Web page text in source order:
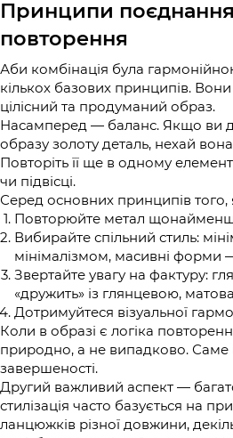
Принципи
повторення
Аби комбінація була
кількох базових принципів.
цілісний та продуманий образ.
Насамперед — баланс. Якщо ви
образу золоту деталь, нехай
Повторіть її ще в одному
чи підвісці.
Серед основних принципів
Повторюйте метал
Вибирайте спільний стиль:
мінімалізмом, масивні форми
Звертайте увагу на фактуру:
«дружить» із глянцевою,
Дотримуйтеся візуальної
Коли в образі є логіка
природно, а не випадково. Саме
завершеності.
Другий важливий аспект —
стилізація часто базується на
ланцюжків різної довжини,